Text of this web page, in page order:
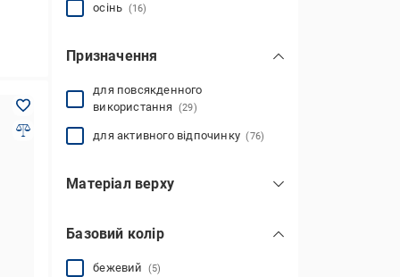
осінь (16)
Призначення
для повсякденного
використання (29)
для активного відпочинку(76)
Матеріал верху
текстильна сітка
штучна замша
Базовий колір
бежевий (5)